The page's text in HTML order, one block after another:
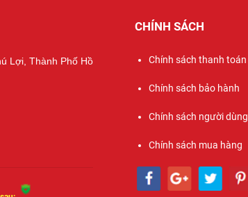
Lợi, Thành Phố Hồ
CHÍNH SÁCH
Chính sách thanh toán
Chính sách bảo hành
Chính sách người dùng
Chính sách mua hàng